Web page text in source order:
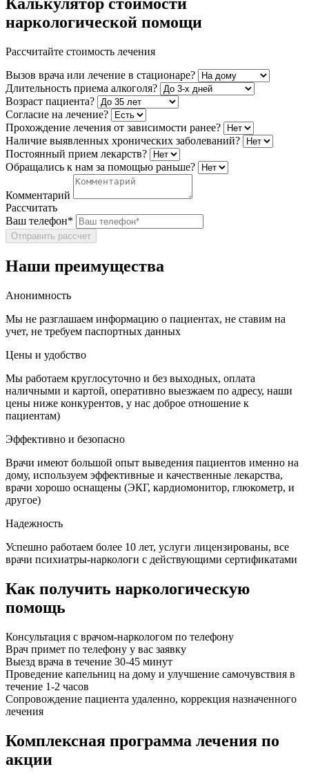
Калькулятор стоимости
наркологической помощи
Рассчитайте стоимость лечения
Вызов врача или лечение в стационаре?
Длительность приема алкоголя?
Возраст пациента?
Согласие на лечение?
Прохождение лечения от зависимости ранее?
Наличие выявленных хронических заболеваний?
Постоянный прием лекарств?
Обращались к нам за помощью раньше?
Комментарий
Рассчитать
Ваш телефон*
Отправить рассчет
Наши преимущества
Анонимность
Мы не разглашаем информацию о пациентах, не ставим на
учет, не требуем паспортных данных
Цены и удобство
Мы работаем круглосуточно и без выходных, оплата
наличными и картой, оперативно выезжаем по адресу, наши
цены ниже конкурентов, у нас доброе отношение к
пациентам)
Эффективно и безопасно
Врачи имеют большой опыт выведения пациентов именно на
дому, используем эффективные и качественные лекарства,
врачи хорошо оснащены (ЭКГ, кардиомонитор, глюкометр, и
другое)
Надежность
Успешно работаем более 10 лет, услуги лицензированы, все
врачи психиатры-наркологи с действующими сертификатами
Как получить наркологическую
помощь
Консультация с врачом-наркологом по телефону
Врач примет по телефону у вас заявку
Выезд врача в течение 30-45 минут
Проведение капельниц на дому и улучшение самочувствия в
течение 1-2 часов
Сопровождение пациента удаленно, коррекция назначенного
лечения
Комплексная программа лечения по
акции